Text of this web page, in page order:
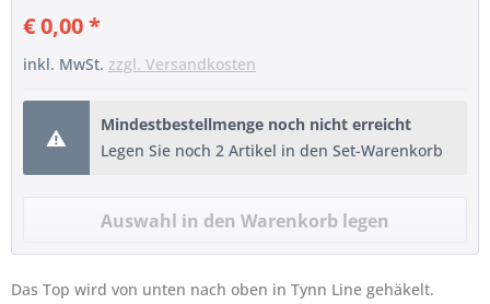
€ 0,00 *
inkl. MwSt. zzgl. Versandkosten
Mindestbestellmenge noch nicht erreicht
Legen Sie noch 2 Artikel in den Set-Warenkorb
Das Top wird von unten nach oben in Tynn Line gehäkelt.